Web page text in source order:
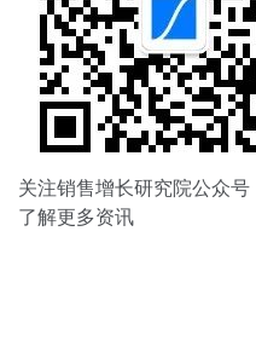
关注销售增长研究院公众号
了解更多资讯